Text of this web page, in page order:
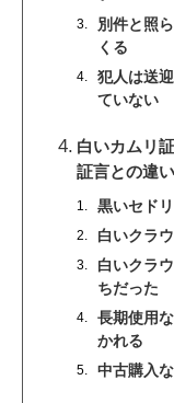
別件と照
くる
犯人は送
ていない
白いカムリ
証言との違い
黒いセド
白いクラ
白いクラ
ちだった
長期使用
かれる
中古購入